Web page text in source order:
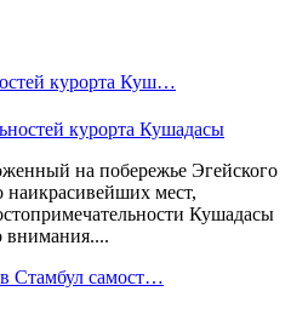
курорта Куш…
на побережье Эгейского
наикрасивейших мест,
Кушадасы
внимания....
Стамбул самост…